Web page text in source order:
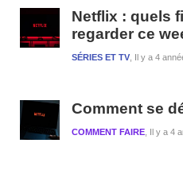
Netflix : quels
regarder ce
Il y a 4
SÉRIES ET TV
Comment se
Il y a 4
COMMENT FAIRE